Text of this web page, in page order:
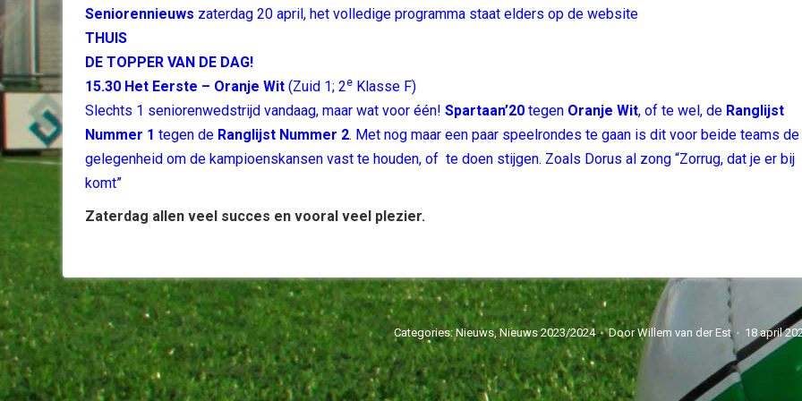
Seniorennieuws zaterdag 20 april, het volledige programma staat elders op de website
THUIS
DE TOPPER VAN DE DAG!
15.30 Het Eerste – Oranje Wit (Zuid 1; 2e Klasse F)
Slechts 1 seniorenwedstrijd vandaag, maar wat voor één! Spartaan’20 tegen Oranje Wit, of te wel, de Ranglijst
Nummer 1 tegen de Ranglijst Nummer 2. Met nog maar een paar speelrondes te gaan is dit voor beide teams de
gelegenheid om de kampioenskansen vast te houden, of te doen stijgen. Zoals Dorus al zong “Zorrug, dat je er bij
komt”
Zaterdag allen veel succes en vooral veel plezier.
Categories:Nieuws,Nieuws 2023/2024 DoorWillem van der Est 18 april